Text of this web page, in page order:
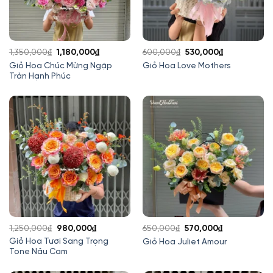
Giỏ Hoa Chúc Mừng Ngập
Tràn Hạnh Phúc
1,350,000₫ Giá
gốc
là:
1,180,000₫Giá
hiện
1,180,000₫.
Giỏ Hoa Love Mothers
600,000₫ Giá
gốc
530,000₫Giá
hiện
530,000₫.
Giỏ Hoa Tươi Sang Trọng
Tone Nâu Cam
1,250,000₫
Giá
gốc
là:
980,000₫Giá
hiện
Giỏ Hoa Juliet Amour
650,000₫ Giá
gốc
570,000₫Giá
hiện